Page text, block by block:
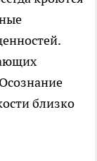
близко